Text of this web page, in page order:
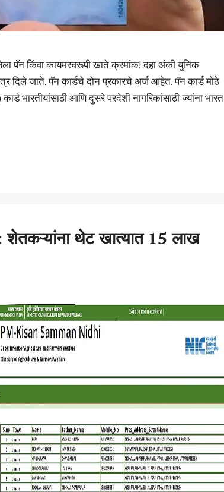
पॅन किंवा कायमस्वरूपी खाते क्रमांक! दहा अंकी युनिक
जाते. पॅन कार्डचे दोन प्रकारचे अर्ज आहेत. पॅन कार्ड मोठे
भारतीयांसाठी आणि दुसरे परदेशी नागरिकांसाठी ज्यांना भारत
थेट खात्यात 15 लाख